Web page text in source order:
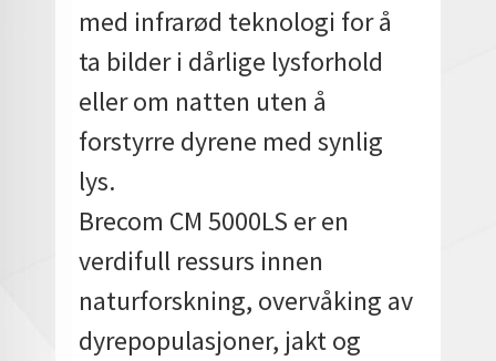
med infrarød teknologi for å
ta bilder i dårlige lysforhold
eller om natten uten å
forstyrre dyrene med synlig
lys.
Brecom CM 5000LS er en
verdifull ressurs innen
naturforskning, overvåking av
dyrepopulasjoner, jakt og